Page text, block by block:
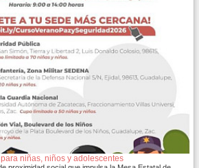
niñas, niños y adolescentes